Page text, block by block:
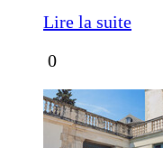
Lire la suite
0